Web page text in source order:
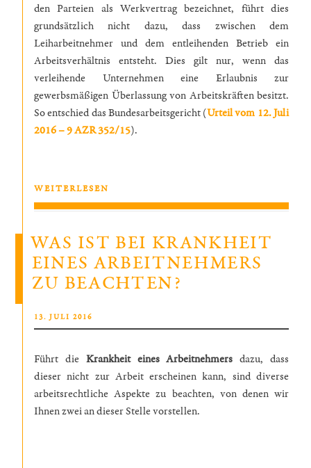
den Parteien als Werkvertrag bezeichnet, führt dies
grundsätzlich nicht dazu, dass zwischen dem
Leiharbeitnehmer und dem entleihenden Betrieb ein
Arbeitsverhältnis entsteht. Dies gilt nur, wenn das
verleihende Unternehmen eine Erlaubnis zur
gewerbsmäßigen Überlassung von Arbeitskräften besitzt.
So entschied das Bundesarbeitsgericht (Urteil vom 12. Juli
2016 – 9 AZR 352/15).
„VERDECKTE
ARBEITNEHMERÜBERLASSUNG
BEGRÜNDET
ARBEITSVERHÄLTNIS“
WEITERLESEN
WAS IST BEI KRANKHEIT
EINES ARBEITNEHMERS
ZU BEACHTEN?
VERÖFFENTLICHT
13. JULI 2016
Führt die Krankheit einesArbeitnehmers dazu, dass
dieser nicht zur Arbeit erscheinen kann, sind diverse
arbeitsrechtliche Aspekte zu beachten, von denen wir
Ihnen zwei an dieser Stelle vorstellen.